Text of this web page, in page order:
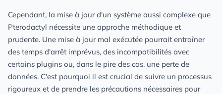
Cependant, la mise à jour d'un système aussi complexe que
Pterodactyl nécessite une approche méthodique et
prudente. Une mise à jour mal exécutée pourrait entraîner
des temps d'arrêt imprévus, des incompatibilités avec
certains plugins ou, dans le pire des cas, une perte de
données. C'est pourquoi il est crucial de suivre un processus
rigoureux et de prendre les précautions nécessaires pour